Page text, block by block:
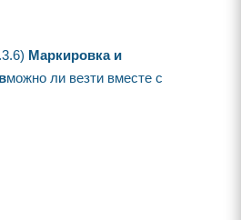
Маркировка и
можно ли везти вместе с